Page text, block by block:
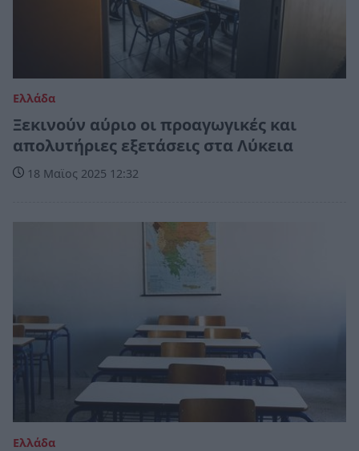
Ελλάδα
Ξεκινούν αύριο οι προαγωγικές και
απολυτήριες εξετάσεις στα Λύκεια
18 Μαϊος 2025 12:32
Ελλάδα